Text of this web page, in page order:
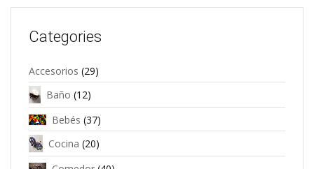
Categories
Accesorios (29)
Baño (12)
Bebés (37)
Cocina (20)